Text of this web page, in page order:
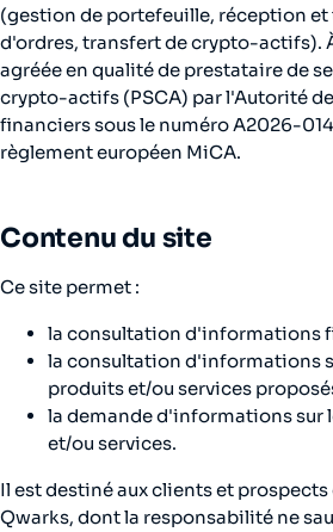
(gestion de portefeuille, réception
d'ordres, transfert de crypto-actifs).
agréée en qualité de prestataire de
crypto-actifs (PSCA) par l'Autorité
financiers sous le numéro A2026-
règlement européen MiCA.
Contenu du site
Ce site permet :
la consultation d'informations
la consultation d'informations
produits et/ou services
la demande d'informations sur
et/ou services.
Il est destiné aux clients et prospects
Qwarks, dont la responsabilité ne